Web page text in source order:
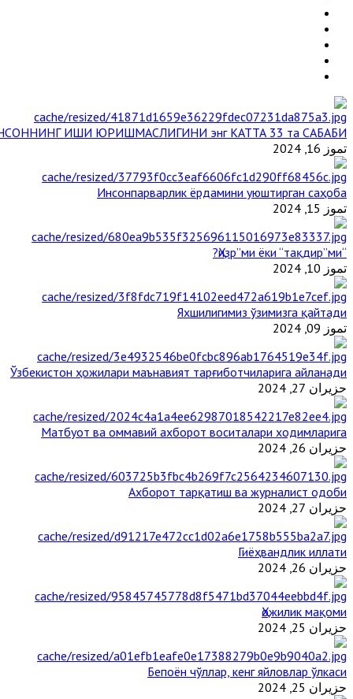
ИШИ ЮРИШМАСЛИГИНИ энг КАТТА 33 та САБАБИ
تموز 16, 2024
Инсонпарварлик ёрдамини уюштирган саҳоба
تموز 15, 2024
“Ҳизр”ми ёки “тақдир”ми?
تموز 10, 2024
Яхшилигимиз ўзимизга қайтади
تموز 09, 2024
Ўзбекистон ҳожилари маънавият тарғиботчиларига айланади
حزيران 27, 2024
Матбуот ва оммавий ахборот воситалари ходимларига
حزيران 26, 2024
Ахборот тарқатиш ва журналист одоби
حزيران 27, 2024
Гиёҳвандлик иллати
حزيران 26, 2024
Ҳожилик мақоми
حزيران 25, 2024
Бепоён чўллар, кенг яйловлар ўлкаси
حزيران 25, 2024